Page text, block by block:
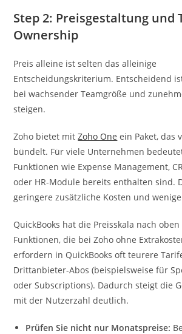
Step 2: Preisgestaltung und
Ownership
Preis alleine ist selten das alleinige
Entscheidungskriterium. Entscheidend
bei wachsender Teamgröße und
steigen.
Zoho bietet mitZoho One ein Paket, das
bündelt. Für viele Unternehmen
Funktionen wie Expense Management,
oder HR-Module bereits enthalten sind.
geringere zusätzliche Kosten und
QuickBooks hat die Preisskala nach
Funktionen, die bei Zoho ohne
erfordern in QuickBooks oft teurere
Drittanbieter-Abos (beispielsweise für
oder Subscriptions). Dadurch steigt die
mit der Nutzerzahl deutlich.
Prüfen Sie nicht nur Monatspreise: